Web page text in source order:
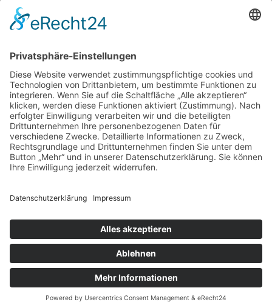
Zur Übersicht
Petzgersdorf 2
83083 Riedering bei Rosenheim
Telefon 08036 4133
E-Mailinfo@strasser-holzhaus.de
Navigation überspringen
Referenzen
Stellenangebote
Datenschutzhinweise
Cookie-Einstellungen